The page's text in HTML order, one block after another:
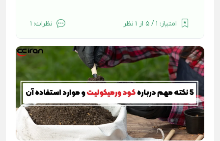
امتیاز: 1 / 5 از 1 نظر نظرات: 1